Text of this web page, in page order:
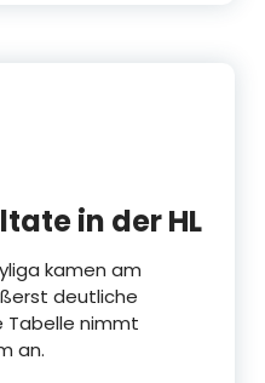
in der HL
kamen am
deutliche
Tabelle nimmt
an.